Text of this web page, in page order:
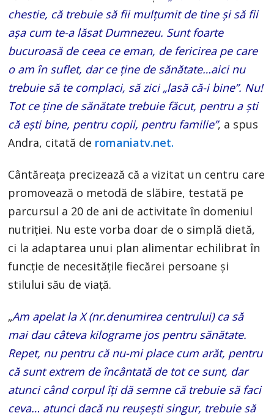
chestie, că trebuie să fii mulțumit de tine și să fii
așa cum te-a lăsat Dumnezeu. Sunt foarte
bucuroasă de ceea ce eman, de fericirea pe care
o am în suflet, dar ce ține de sănătate…aici nu
trebuie să te complaci, să zici „lasă că-i bine”. Nu!
Tot ce ține de sănătate trebuie făcut, pentru a ști
că ești bine, pentru copii, pentru familie”, a spus
Andra, citată de romaniatv.net.
Cântăreața precizează că a vizitat un centru care
promovează o metodă de slăbire, testată pe
parcursul a 20 de ani de activitate în domeniul
nutriției. Nu este vorba doar de o simplă dietă,
ci la adaptarea unui plan alimentar echilibrat în
funcție de necesitățile fiecărei persoane și
stilului său de viață.
„Am apelat la X (nr.denumirea centrului) ca să
mai dau câteva kilograme jos pentru sănătate.
Repet, nu pentru că nu-mi place cum arăt, pentru
că sunt extrem de încântată de tot ce sunt, dar
atunci când corpul îți dă semne că trebuie să faci
ceva… atunci dacă nu reușești singur, trebuie să